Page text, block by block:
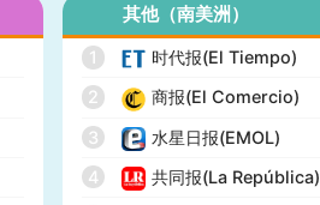
其他（南美洲）
1
时代报(El Tiempo)
2
商报(El Comercio)
3
水星日报(EMOL)
4
共同报(La República)